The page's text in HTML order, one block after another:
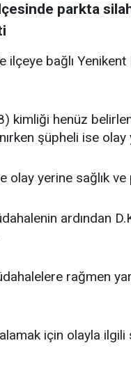
parkta
bağlı Yenikent
kimliği henüz
şüpheli ise olay
olay yerine sağlık
ardından
rağmen
için olayla ilgili